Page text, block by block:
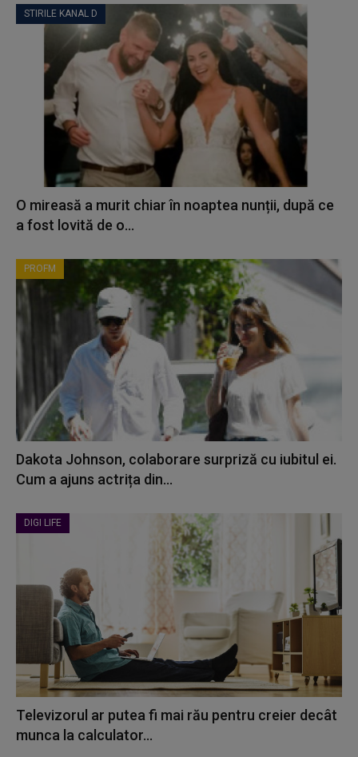
STIRILE KANAL D
O mireasă a murit chiar în noaptea nunții, după ce
a fost lovită de o...
PROFM
Dakota Johnson, colaborare surpriză cu iubitul ei.
Cum a ajuns actrița din...
DIGI LIFE
Televizorul ar putea fi mai rău pentru creier decât
munca la calculator...